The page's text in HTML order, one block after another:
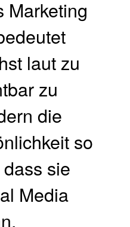
Marketing
laut zu
zu
die
so
sie
Media